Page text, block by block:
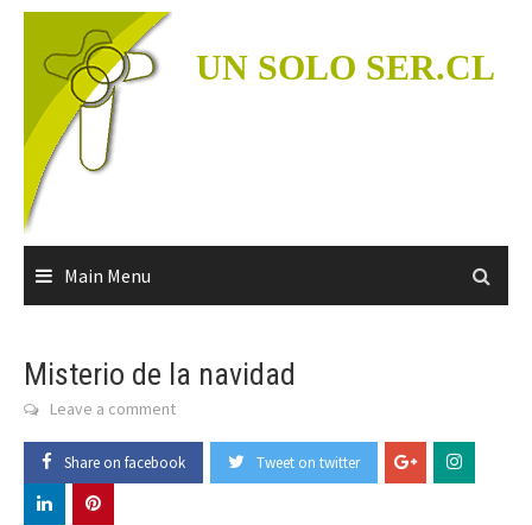
Skip
content
UN SOLO SER.CL
Main Menu
Misterio de la navidad
Leave a comment
Share on facebook Tweet on twitter